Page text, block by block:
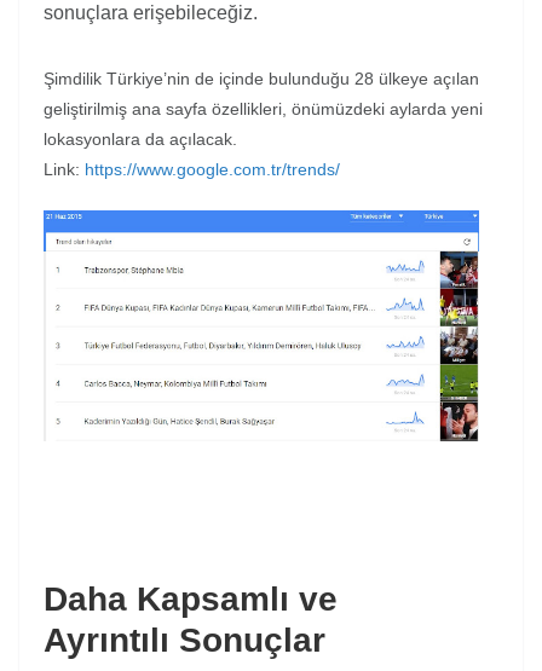
sonuçlara erişebileceğiz.
Şimdilik Türkiye’nin de içinde bulunduğu 28 ülkeye açılan
geliştirilmiş ana sayfa özellikleri, önümüzdeki aylarda yeni
lokasyonlara da açılacak.
Link: https://www.google.com.tr/trends/
Daha Kapsamlı ve
Ayrıntılı Sonuçlar